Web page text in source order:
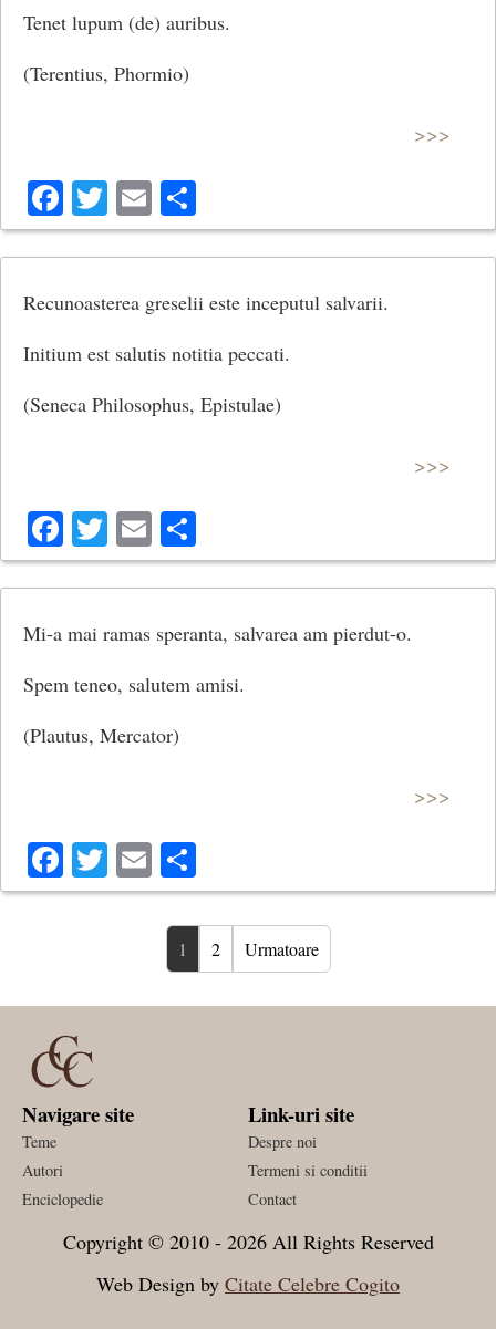
Tenet lupum (de) auribus.
(Terentius, Phormio)
>>>
Facebook
Twitter
Email
Recunoasterea greselii este inceputul salvarii.
Initium est salutis notitia peccati.
(Seneca Philosophus, Epistulae)
>>>
Facebook
Twitter
Email
Mi-a mai ramas speranta, salvarea am pierdut-o.
Spem teneo, salutem amisi.
(Plautus, Mercator)
>>>
Facebook
Twitter
Email
1 2 Urmatoare
Navigare site
Teme
Autori
Enciclopedie
Link-uri site
Despre noi
Termeni si conditii
Contact
Copyright © 2010 - 2026 All Rights Reserved
Web Design by Citate Celebre Cogito